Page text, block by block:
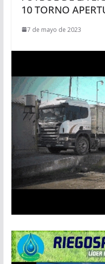
10 TORNO
7 de mayo de 2023